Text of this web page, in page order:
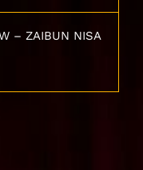
– ZAIBUN NISA